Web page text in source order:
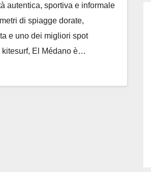
autentica, sportiva e informale
di spiagge dorate,
e uno dei migliori spot
kitesurf, El Médano è…